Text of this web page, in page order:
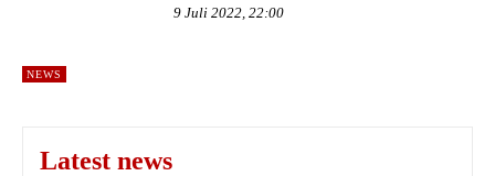
NEWS
9 Juli 2022, 22:00
Latest news